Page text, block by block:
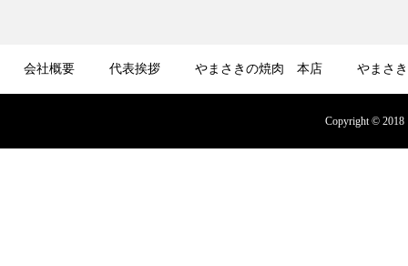
会社概要 代表挨拶 やまさきの焼肉 本店 やまさ
オンラインショップ
Copyright © 2018